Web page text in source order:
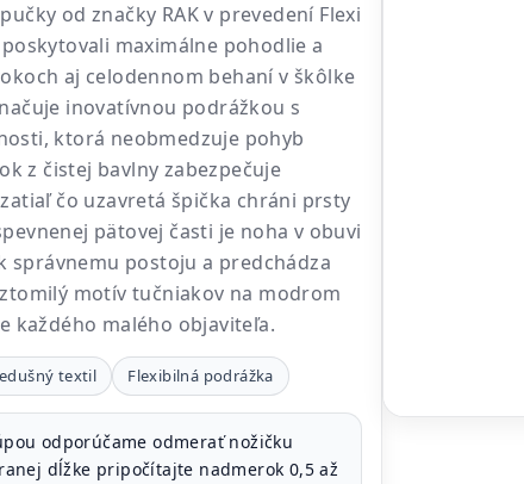
od značky RAK v prevedení Flexi
maximálne pohodlie a
aj celodennom behaní v škôlke
inovatívnou podrážkou s
ktorá neobmedzuje pohyb
z čistej bavlny zabezpečuje
čo uzavretá špička chráni prsty
pätovej časti je noha v obuvi
správnemu postoju a predchádza
motív tučniakov na modrom
každého malého objaviteľa.
textil Flexibilná podrážka
odporúčame odmerať nožičku
dĺžke pripočítajte nadmerok 0,5 až